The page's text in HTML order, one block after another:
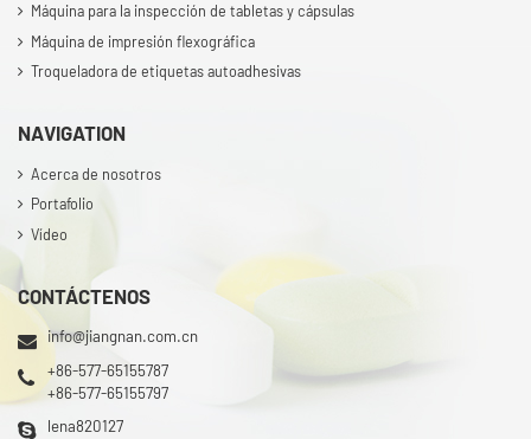
Máquina para la inspección de tabletas y cápsulas
Máquina de impresión flexográfica
Troqueladora de etiquetas autoadhesivas
NAVIGATION
Acerca de nosotros
Portafolio
Vídeo
CONTÁCTENOS
info@jiangnan.com.cn
+86-577-65155787
+86-577-65155797
lena820127